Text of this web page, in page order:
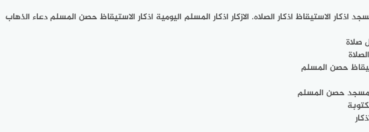
الاستيقاظ اذكار الصلاه. الازكار اذكار المسلم اليومية اذكار الاستيقاظ حصن المسلم دعاء الذهاب
صلاة
حصن المسلم
المسجد حصن المسلم